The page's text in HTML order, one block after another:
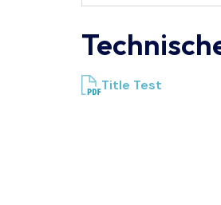
Title Test